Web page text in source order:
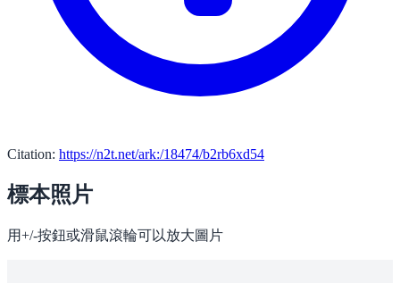
Citation: https://n2t.net/ark:/18474/b2rb6xd54
標本照片
用+/-按鈕或滑鼠滾輪可以放大圖片